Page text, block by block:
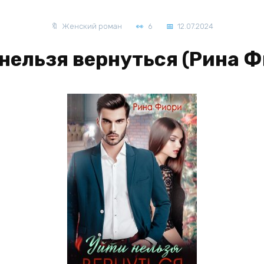
Женский роман 6 12.07.2024
вернуться (Рина